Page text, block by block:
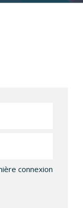
connexion